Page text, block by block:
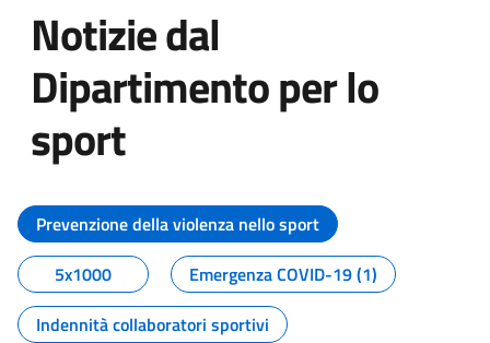
Notizie dal
Dipartimento per lo
sport
Tutti i contenuti della pagina
Prevenzione della violenza nello sport
5x1000
Emergenza COVID-19 (1)
Indennità collaboratori sportivi